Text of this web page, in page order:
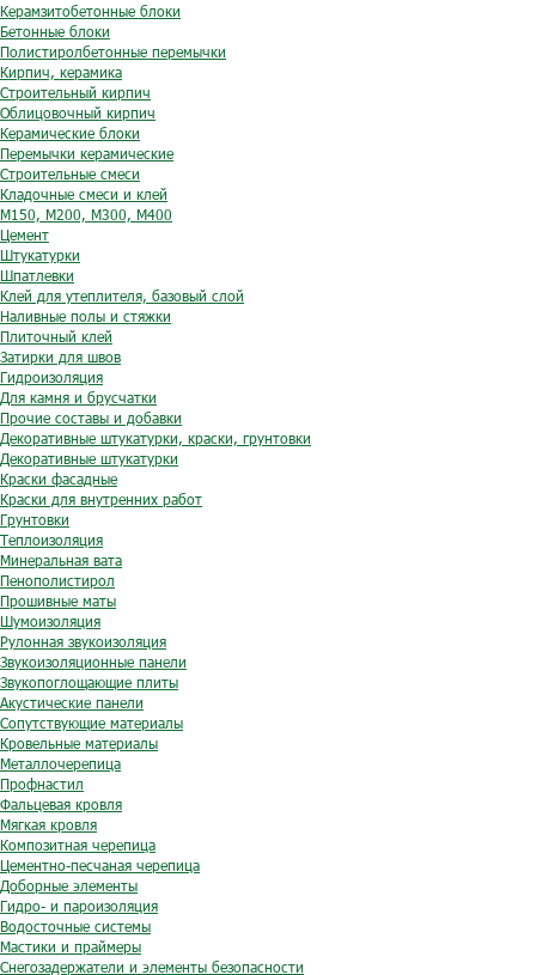
Керамзитобетонные блоки
Бетонные блоки
Полистиролбетонные перемычки
Кирпич, керамика
Строительный кирпич
Облицовочный кирпич
Керамические блоки
Перемычки керамические
Строительные смеси
Кладочные смеси и клей
М150, М200, М300, М400
Цемент
Штукатурки
Шпатлевки
Клей для утеплителя, базовый слой
Наливные полы и стяжки
Плиточный клей
Затирки для швов
Гидроизоляция
Для камня и брусчатки
Прочие составы и добавки
Декоративные штукатурки, краски, грунтовки
Декоративные штукатурки
Краски фасадные
Краски для внутренних работ
Грунтовки
Теплоизоляция
Минеральная вата
Пенополистирол
Прошивные маты
Шумоизоляция
Рулонная звукоизоляция
Звукоизоляционные панели
Звукопоглощающие плиты
Акустические панели
Сопутствующие материалы
Кровельные материалы
Металлочерепица
Профнастил
Фальцевая кровля
Мягкая кровля
Композитная черепица
Цементно-песчаная черепица
Доборные элементы
Гидро- и пароизоляция
Водосточные системы
Мастики и праймеры
Снегозадержатели и элементы безопасности